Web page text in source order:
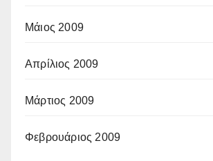
Μάιος 2009
Απρίλιος 2009
Μάρτιος 2009
Φεβρουάριος 2009